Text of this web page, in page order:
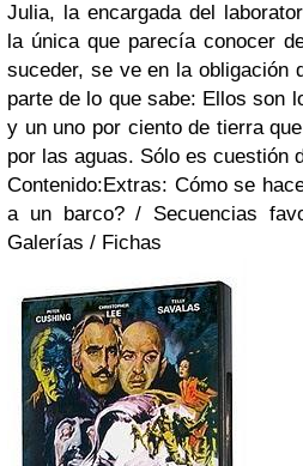
Julia, la encargada del
la única que parecía conocer
suceder, se ve en la obligación
parte de lo que sabe: Ellos son
y un uno por ciento de tierra
por las aguas. Sólo es cuestión
Contenido:Extras: Cómo se
a un barco? / Secuencias
Galerías / Fichas